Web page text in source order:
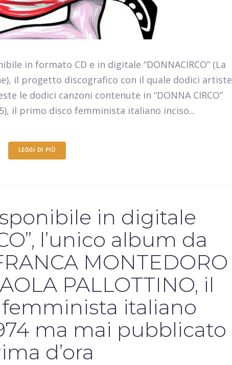
in formato CD e in digitale “DONNACIRCO” (La
il progetto discografico con il quale dodici artiste
le dodici canzoni contenute in “DONNA CIRCO”
il primo disco femminista italiano inciso...
LEGGI DI PIÙ
in digitale
l’unico album da
MONTEDORO
PALLOTTINO, il
italiano
ma mai pubblicato
d’ora